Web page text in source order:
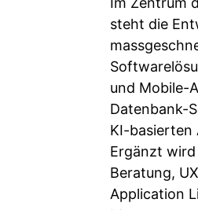
steht die
und Mobile-
Datenbank-
KI-basierten
Ergänzt
Beratung,
Application